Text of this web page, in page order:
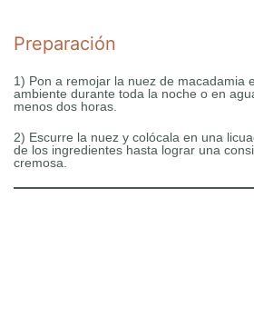
Preparación
1) Pon a remojar la nuez de macadamia
ambiente durante toda la noche o en
menos dos horas.
2) Escurre la nuez y colócala en una
de los ingredientes hasta lograr una
cremosa.